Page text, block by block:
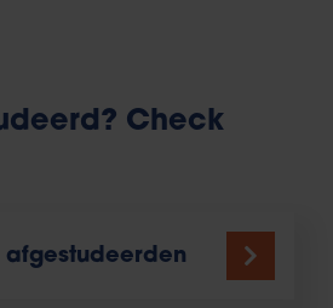
Check
afgestudeerden